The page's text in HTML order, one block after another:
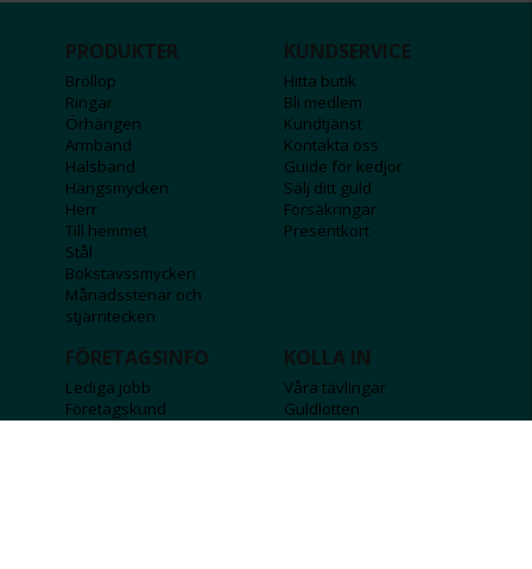
PRODUKTER
Bröllop
Ringar
Örhängen
Armband
Halsband
Hängsmycken
Herr
Till hemmet
Stål
Bokstavssmycken
Månadsstenar och
stjärntecken
KUNDSERVICE
Hitta butik
Bli medlem
Kundtjänst
Kontakta oss
Guide för kedjor
Sälj ditt guld
Försäkringar
Presentkort
FÖRETAGSINFO
Lediga jobb
Företagskund
KOLLA IN
Våra tävlingar
Guldlotten